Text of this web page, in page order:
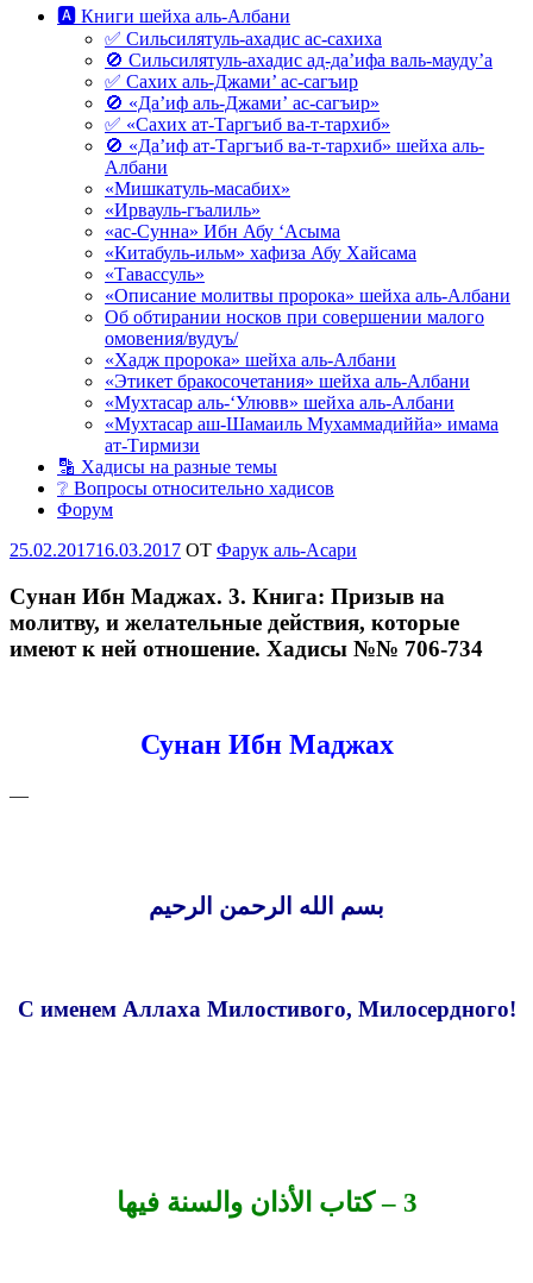
🅰 Книги шейха аль-Албани
✅ Сильсилятуль-ахадис ас-сахиха
🚫 Сильсилятуль-ахадис ад-да’ифа валь-мауду’а
✅ Сахих аль-Джами’ ас-сагъир
🚫 «Да’иф аль-Джами’ ас-сагъир»
✅ «Сахих ат-Таргъиб ва-т-тархиб»
🚫 «Да’иф ат-Таргъиб ва-т-тархиб» шейха аль-
Албани
«Мишкатуль-масабих»
«Ирвауль-гъалиль»
«ас-Сунна» Ибн Абу ‘Асыма
«Китабуль-ильм» хафиза Абу Хайсама
«Тавассуль»
«Описание молитвы пророка» шейха аль-Албани
Об обтирании носков при совершении малого
омовения/вудуъ/
«Хадж пророка» шейха аль-Албани
«Этикет бракосочетания» шейха аль-Албани
«Мухтасар аль-‘Улювв» шейха аль-Албани
«Мухтасар аш-Шамаиль Мухаммадиййа» имама
ат-Тирмизи
🔡 Хадисы на разные темы
❔ Вопросы относительно хадисов
Форум
Опубликовано
25.02.201716.03.2017 OT Фарук аль-Асари
Сунан Ибн Маджах. 3. Книга: Призыв на
молитву, и желательные действия, которые
имеют к ней отношение. Хадисы №№ 706-734
Сунан Ибн Маджах
—
بسم الله الرحمن الرحيم
С именем Аллаха Милостивого, Милосердного!
3 – كتاب الأذان والسنة فيها